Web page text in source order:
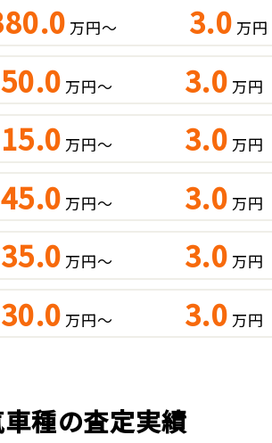
万円～ 3.0 万円
万円～ 3.0 万円
万円～ 3.0 万円
万円～ 3.0 万円
万円～ 3.0 万円
30.0 万円～ 3.0 万円
車種の査定実績